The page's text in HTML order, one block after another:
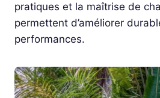
pratiques et la maîtrise de
permettent d’améliorer
performances.